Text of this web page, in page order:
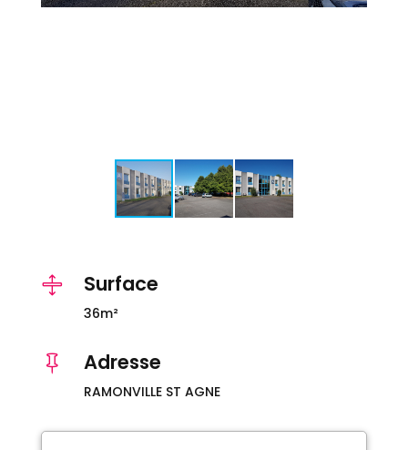
 Surface
36m²
 Adresse
RAMONVILLE ST AGNE